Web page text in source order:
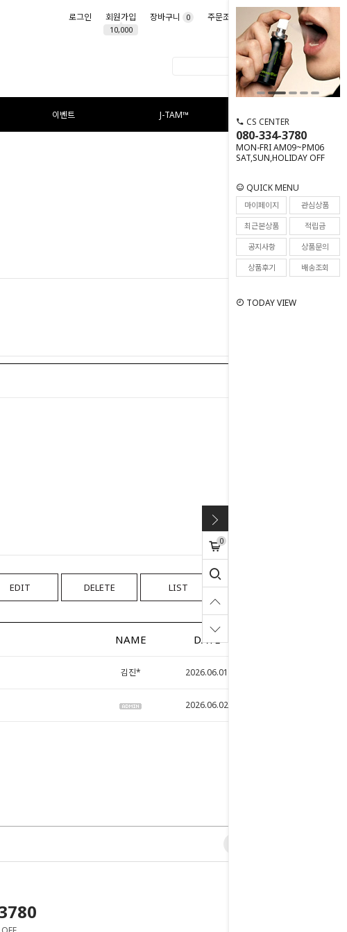
로그인 회원가입
10,000
장바구니 0 주문조회 마이페이지
이벤트 J-TAM™
CS CENTER
080-334-3780
MON-FRI AM09~PM06
SAT,SUN,HOLIDAY OFF
QUICK MENU
마이페이지
관심상품
최근본상품
적립금
공지사항
상품문의
상품후기
배송조회
TODAY VIEW
0
EDIT DELETE LIST
NAME DATE
김진* 2026.06.01
2026.06.02